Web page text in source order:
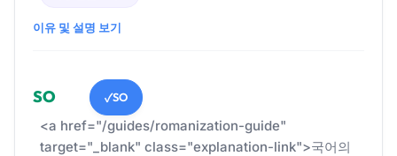
이유 및 설명 보기
SO ✓SO
<a href="/guides/romanization-guide"
target="_blank" class="explanation-link">국어의